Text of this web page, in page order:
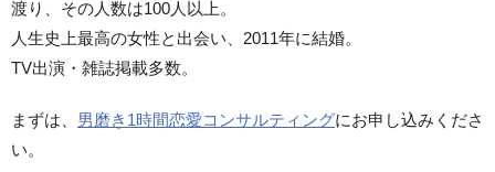
渡り、その人数は100人以上。
人生史上最高の女性と出会い、2011年に結婚。
TV出演・雑誌掲載多数。
まずは、 男磨き1時間恋愛コンサルティングにお申し込みくださ
い。